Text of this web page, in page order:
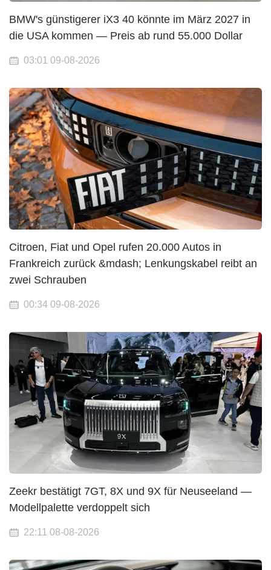
BMW's günstigerer iX3 40 könnte im März 2027 in
die USA kommen — Preis ab rund 55.000 Dollar
03:01 09-08-2026
Citroen, Fiat und Opel rufen 20.000 Autos in
Frankreich zurück &mdash; Lenkungskabel reibt an
zwei Schrauben
00:34 09-08-2026
Zeekr bestätigt 7GT, 8X und 9X für Neuseeland —
Modellpalette verdoppelt sich
22:11 08-08-2026